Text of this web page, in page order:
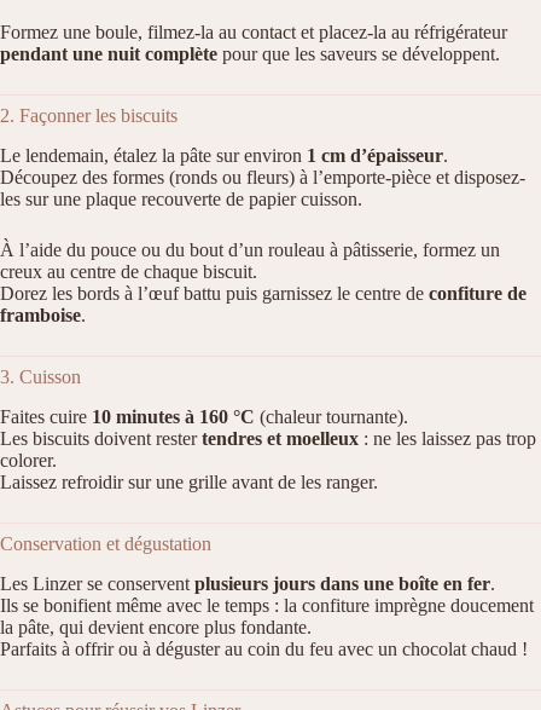
Formez une boule, filmez-la au contact et placez-la au réfrigérateur
pendant une nuit complète pour que les saveurs se développent.
2. Façonner les biscuits
Le lendemain, étalez la pâte sur environ 1 cm d’épaisseur.
Découpez des formes (ronds ou fleurs) à l’emporte-pièce et disposez-
les sur une plaque recouverte de papier cuisson.
À l’aide du pouce ou du bout d’un rouleau à pâtisserie, formez un
creux au centre de chaque biscuit.
Dorez les bords à l’œuf battu puis garnissez le centre de confiture de
framboise.
3. Cuisson
Faites cuire 10 minutes à 160 °C (chaleur tournante).
Les biscuits doivent restertendres et moelleux : ne les laissez pas trop
colorer.
Laissez refroidir sur une grille avant de les ranger.
Conservation et dégustation
Les Linzer se conservent plusieurs jours dans une boîte en fer.
Ils se bonifient même avec le temps : la confiture imprègne doucement
la pâte, qui devient encore plus fondante.
Parfaits à offrir ou à déguster au coin du feu avec un chocolat chaud !